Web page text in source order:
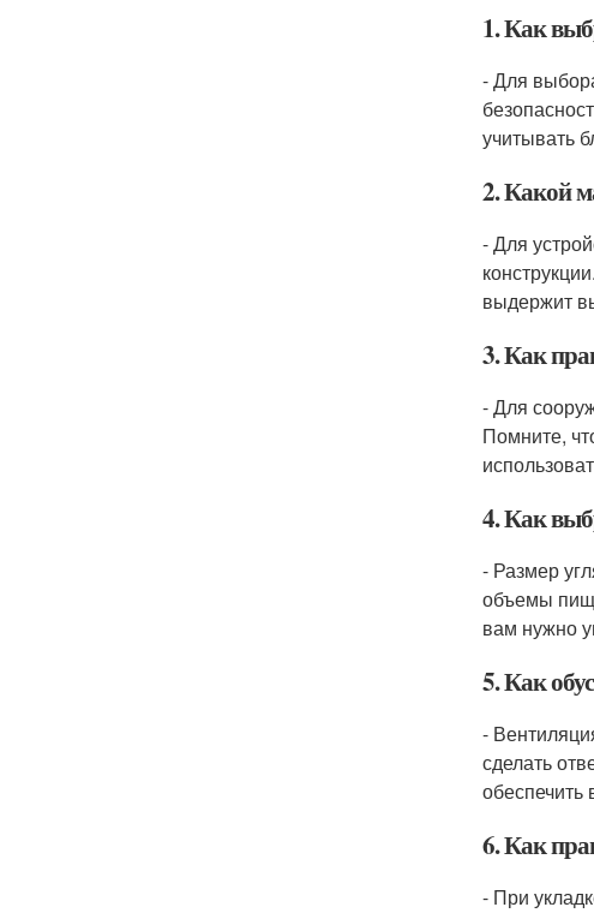
1. Как
- Для
учитывать
2. Какой
- Для
выдержит
3. Как
- Для
Помните,
4. Как
- Размер
объемы
вам нужно
5. Как
-
сделать
обеспечить
6. Как
- При